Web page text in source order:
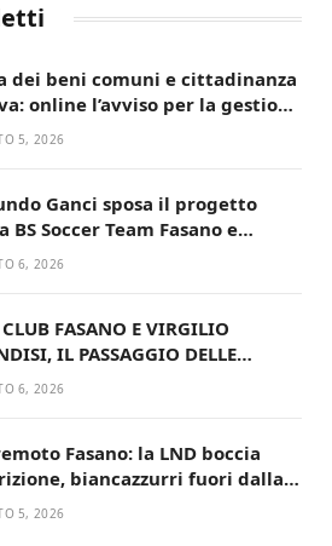
dei beni comuni e cittadinanza
online l’avviso per la gestione
della Villetta di Laureto
5, 2026
Ganci sposa il progetto
BS Soccer Team Fasano e
in campo
6, 2026
CLUB FASANO E VIRGILIO
IL PASSAGGIO DELLE
RINNOVA UN’AMICIZIA
6, 2026
Fasano: la LND boccia
biancazzurri fuori dalla
D5, 2026